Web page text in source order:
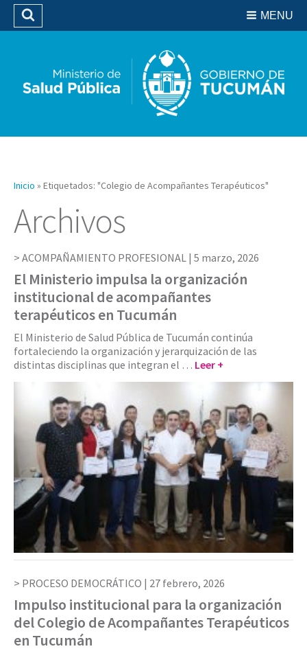
Biblioteca
MENU
Buscar
Inicio » Etiquetados: "Colegio de Acompañantes Terapéuticos"
Archivos
ACOMPAÑAMIENTO PROFESIONAL | 5 marzo, 2026
El Ministerio impulsa la organización
institucional de acompañantes
terapéuticos en Tucumán
El Ministerio de Salud Pública de Tucumán continúa
fortaleciendo la organización y jerarquización de las
distintas disciplinas que integran el … Leer +
PROCESO DEMOCRÁTICO | 27 febrero, 2026
Impulso institucional para la organización
del Colegio de Acompañantes Terapéuticos
en Tucumán